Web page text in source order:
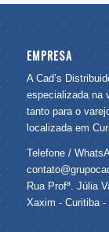
EMPRESA
A Cad’s
especializada na
tanto para o
localizada em
Telefone /
Rua Profª. Júlia
Xaxim - Curitiba -